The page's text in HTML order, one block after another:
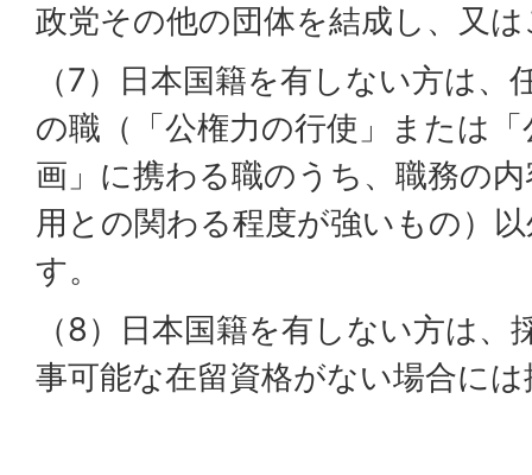
政党その他の団体を結成し、又
（7）日本国籍を有しない方は、
の職（「公権力の行使」または
画」に携わる職のうち、職務の
用との関わる程度が強いもの）
す。
（8）日本国籍を有しない方は、
事可能な在留資格がない場合に